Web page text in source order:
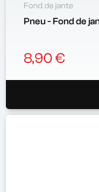
Fond de jante
8,90 €